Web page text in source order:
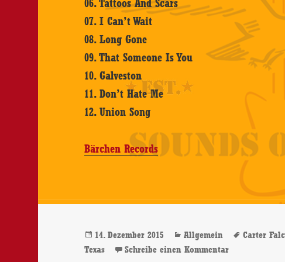
06. Tattoos And Scars
07. I Can’t Wait
08. Long Gone
09. That Someone Is You
10. Galveston
11. Don’t Hate Me
12. Union Song
Bärchen Records
Veröffentlicht
am
14. Dezember 2015 Kategorien
Allgemein Carter
Texas Schreibe einen Kommentarzu Carter